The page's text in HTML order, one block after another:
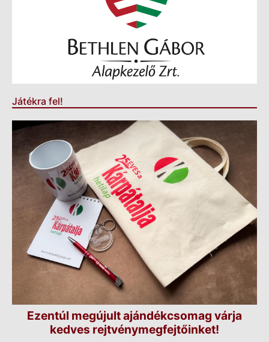
Játékra fel!
Ezentúl megújult ajándékcsomag várja
kedves rejtvénymegfejtőinket!